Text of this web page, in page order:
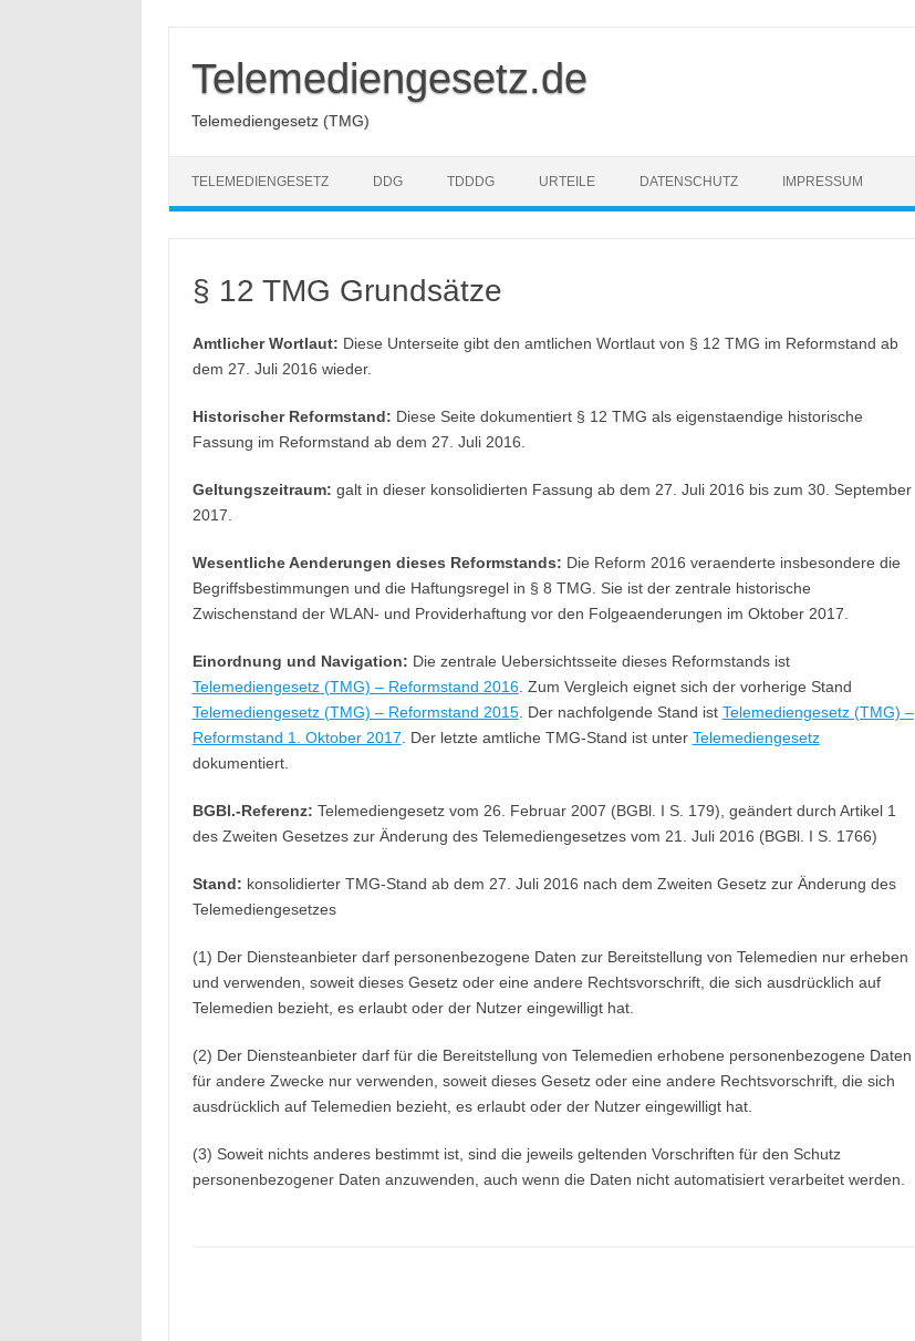
springen
Telemediengesetz.de
Telemediengesetz (TMG)
TELEMEDIENGESETZ DDG TDDDG URTEILE DATENSCHUTZ IMPRESSUM
§ 12 TMG Grundsätze
Amtlicher Wortlaut: Diese Unterseite gibt den amtlichen Wortlaut von § 12 TMG im Reformstand ab
dem 27. Juli 2016 wieder.
Historischer Reformstand: Diese Seite dokumentiert § 12 TMG als eigenstaendige historische
Fassung im Reformstand ab dem 27. Juli 2016.
Geltungszeitraum: galt in dieser konsolidierten Fassung ab dem 27. Juli 2016 bis zum 30. September
2017.
Wesentliche Aenderungen dieses Reformstands: Die Reform 2016 veraenderte insbesondere die
Begriffsbestimmungen und die Haftungsregel in § 8 TMG. Sie ist der zentrale historische
Zwischenstand der WLAN- und Providerhaftung vor den Folgeaenderungen im Oktober 2017.
Einordnung und Navigation: Die zentrale Uebersichtsseite dieses Reformstands ist
Telemediengesetz (TMG) – Reformstand 2016. Zum Vergleich eignet sich der vorherige Stand
Telemediengesetz (TMG) – Reformstand 2015. Der nachfolgende Stand ist Telemediengesetz (TMG) –
Reformstand 1. Oktober 2017 . Der letzte amtliche TMG-Stand ist unter Telemediengesetz
dokumentiert.
BGBl.-Referenz: Telemediengesetz vom 26. Februar 2007 (BGBl. I S. 179), geändert durch Artikel 1
des Zweiten Gesetzes zur Änderung des Telemediengesetzes vom 21. Juli 2016 (BGBl. I S. 1766)
Stand: konsolidierter TMG-Stand ab dem 27. Juli 2016 nach dem Zweiten Gesetz zur Änderung des
Telemediengesetzes
(1) Der Diensteanbieter darf personenbezogene Daten zur Bereitstellung von Telemedien nur erheben
und verwenden, soweit dieses Gesetz oder eine andere Rechtsvorschrift, die sich ausdrücklich auf
Telemedien bezieht, es erlaubt oder der Nutzer eingewilligt hat.
(2) Der Diensteanbieter darf für die Bereitstellung von Telemedien erhobene personenbezogene Daten
für andere Zwecke nur verwenden, soweit dieses Gesetz oder eine andere Rechtsvorschrift, die sich
ausdrücklich auf Telemedien bezieht, es erlaubt oder der Nutzer eingewilligt hat.
(3) Soweit nichts anderes bestimmt ist, sind die jeweils geltenden Vorschriften für den Schutz
personenbezogener Daten anzuwenden, auch wenn die Daten nicht automatisiert verarbeitet werden.